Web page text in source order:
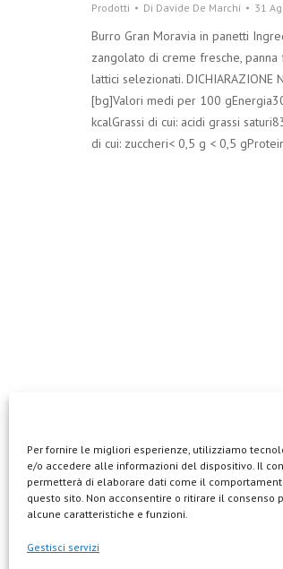
Per fornire le migliori esperienze, utilizziamo
e/o accedere alle informazioni del dispositivo. Il
permetterà di elaborare dati come il
questo sito. Non acconsentire o ritirare il consenso
alcune caratteristiche e funzioni.
Gestisci servizi
Prodotti Di Davide De Marchi 31
Burro Gran Moravia in panetti
zangolato di creme fresche, panna
lattici selezionati. DICHIARAZIONE
[bg]Valori medi per 100
kcalGrassi di cui: acidi grassi
di cui: zuccheri< 0,5 g < 0,5